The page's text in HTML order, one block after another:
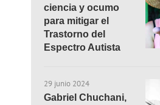
ciencia y ocumo
para mitigar el
Trastorno del
Espectro Autista
29 junio 2024
Gabriel Chuchani,